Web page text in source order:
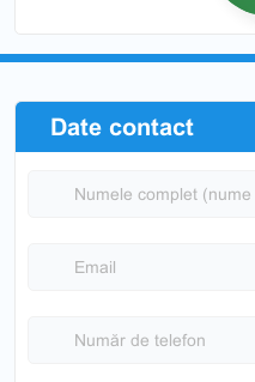
Date contact
Numele complet
Email
Număr de telefon